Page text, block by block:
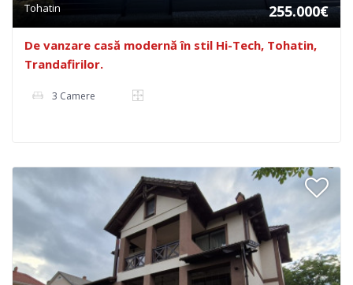
Tohatin 255.000€
De vanzare casă modernă în stil Hi-Tech, Tohatin,
Trandafirilor.
3 Camere